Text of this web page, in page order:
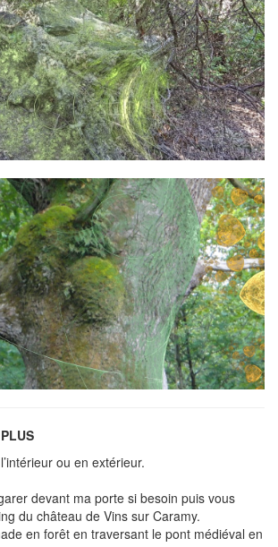
ou en extérieur.
devant ma porte si besoin puis vous
du château de Vins sur Caramy.
en forêt en traversant le pont médiéval en